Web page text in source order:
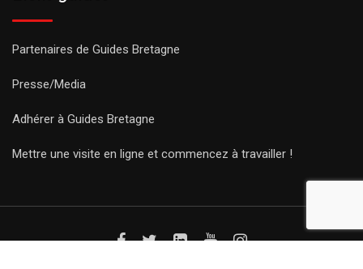
Partenaires de Guides Bretagne
Presse/Media
Adhérer à Guides Bretagne
Mettre une visite en ligne et commencez à travailler !